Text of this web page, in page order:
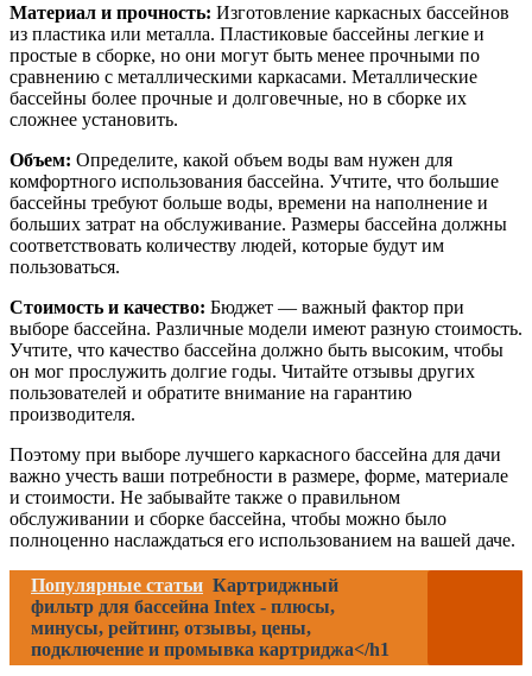
Материал и прочность: Изготовление каркасных бассейнов
из пластика или металла. Пластиковые бассейны легкие и
простые в сборке, но они могут быть менее прочными по
сравнению с металлическими каркасами. Металлические
бассейны более прочные и долговечные, но в сборке их
сложнее установить.
Объем: Определите, какой объем воды вам нужен для
комфортного использования бассейна. Учтите, что большие
бассейны требуют больше воды, времени на наполнение и
больших затрат на обслуживание. Размеры бассейна должны
соответствовать количеству людей, которые будут им
пользоваться.
Стоимость и качество: Бюджет — важный фактор при
выборе бассейна. Различные модели имеют разную стоимость.
Учтите, что качество бассейна должно быть высоким, чтобы
он мог прослужить долгие годы. Читайте отзывы других
пользователей и обратите внимание на гарантию
производителя.
Поэтому при выборе лучшего каркасного бассейна для дачи
важно учесть ваши потребности в размере, форме, материале
и стоимости. Не забывайте также о правильном
обслуживании и сборке бассейна, чтобы можно было
полноценно наслаждаться его использованием на вашей даче.
Популярные статьи Картриджный
фильтр для бассейна Intex - плюсы,
минусы, рейтинг, отзывы, цены,
подключение и промывка картриджа</h1